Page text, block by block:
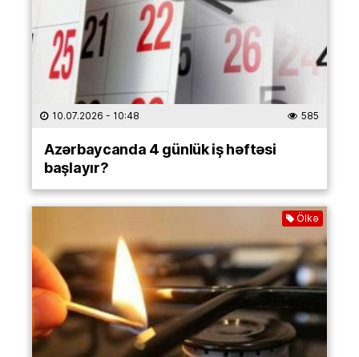
10.07.2026 - 10:48 585
Azərbaycanda 4 günlük iş həftəsi
başlayır?
Ölkə